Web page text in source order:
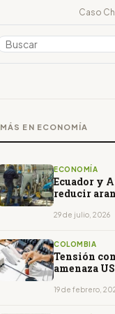
Caso
Colombia
MÁS EN ECONOMÍA
ECONOMÍA
Ecuador y
reducir
29 de julio, 2026
COLOMBIA
Tensión
amenaza
19 de febrero,